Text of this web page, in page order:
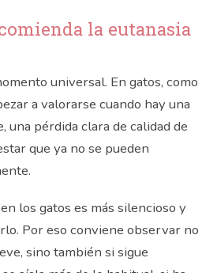
la eutanasia
universal. En gatos, como
a valorarse cuando hay una
pérdida clara de calidad de
que ya no se pueden
los gatos es más silencioso y
Por eso conviene observar no
sino también si sigue